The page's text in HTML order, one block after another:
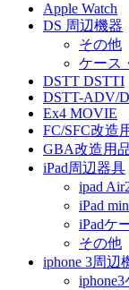
Apple Watch
DS 周辺機器
その他
ケース
DSTT DSTTI
DSTT-ADV/
Ex4 MOVIE
FC/SFC改造
GBA改造用
iPad周辺器具
ipad
iPad
iPadケ
その他
iphone 3周辺